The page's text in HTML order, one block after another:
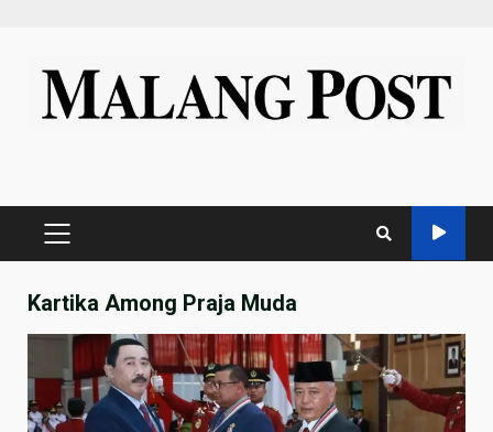
content
PRIMARY
Kartika Among Praja Muda